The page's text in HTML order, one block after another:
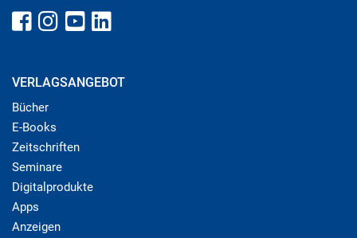
VERLAGSANGEBOT
Bücher
E-Books
Zeitschriften
Seminare
Digitalprodukte
Apps
Anzeigen